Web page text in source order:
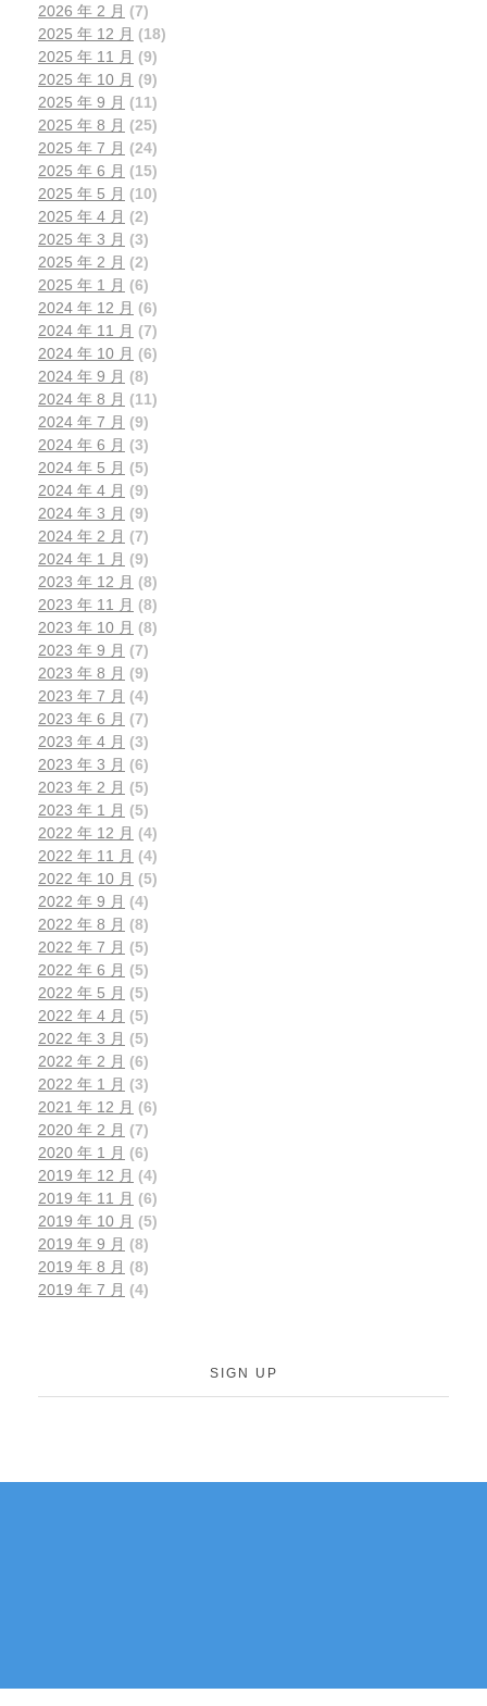
成
功
跻
身
全
球
第
八
的
位
置
，
较
上
一
年
增
长
了
两
个
名
次
。
这
样
的
增
长
不
仅
仅
代
表
了
新
加
坡
的
经
济
稳
定
和
持
续
增
长
，
更
国
全
一
2026 年 2 月 (7)
2025 年 12 月 (18)
2025 年 11 月 (9)
2025 年 10 月 (9)
2025 年 9 月 (11)
2025 年 8 月 (25)
2025 年 7 月 (24)
2025 年 6 月 (15)
2025 年 5 月 (10)
2025 年 4 月 (2)
2025 年 3 月 (3)
2025 年 2 月 (2)
2025 年 1 月 (6)
2024 年 12 月 (6)
2024 年 11 月 (7)
2024 年 10 月 (6)
2024 年 9 月 (8)
2024 年 8 月 (11)
2024 年 7 月 (9)
2024 年 6 月 (3)
2024 年 5 月 (5)
2024 年 4 月 (9)
2024 年 3 月 (9)
2024 年 2 月 (7)
2024 年 1 月 (9)
2023 年 12 月 (8)
2023 年 11 月 (8)
2023 年 10 月 (8)
2023 年 9 月 (7)
2023 年 8 月 (9)
2023 年 7 月 (4)
2023 年 6 月 (7)
2023 年 4 月 (3)
2023 年 3 月 (6)
2023 年 2 月 (5)
2023 年 1 月 (5)
2022 年 12 月 (4)
2022 年 11 月 (4)
2022 年 10 月 (5)
2022 年 9 月 (4)
2022 年 8 月 (8)
2022 年 7 月 (5)
2022 年 6 月 (5)
2022 年 5 月 (5)
2022 年 4 月 (5)
2022 年 3 月 (5)
2022 年 2 月 (6)
2022 年 1 月 (3)
2021 年 12 月 (6)
2020 年 2 月 (7)
2020 年 1 月 (6)
2019 年 12 月 (4)
2019 年 11 月 (6)
2019 年 10 月 (5)
2019 年 9 月 (8)
2019 年 8 月 (8)
2019 年 7 月 (4)
SIGN UP